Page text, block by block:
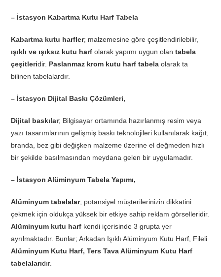
– İstasyon Kabartma Kutu Harf Tabela
Kabartma kutu harfler; malzemesine göre çeşitlendirilebilir,
ışıklı ve ışıksız kutu harf olarak yapımı uygun olantabela
çeşitleridir. Paslanmaz krom kutu harf tabela olarak ta
bilinen tabelalardır.
– İstasyon Dijital Baskı Çözümleri,
Dijital baskılar; Bilgisayar ortamında hazırlanmış resim veya
yazı tasarımlarının gelişmiş baskı teknolojileri kullanılarak kağıt,
branda, bez gibi değişken malzeme üzerine el değmeden hızlı
bir şekilde basılmasından meydana gelen bir uygulamadır.
– İstasyon Alüminyum Tabela Yapımı,
Alüminyum tabelalar; potansiyel müşterilerinizin dikkatini
çekmek için oldukça yüksek bir etkiye sahip reklam görselleridir.
Alüminyum kutu harf kendi içerisinde 3 grupta yer
ayrılmaktadır. Bunlar; Arkadan Işıklı Alüminyum Kutu Harf, Fileli
Alüminyum Kutu Harf, Ters Tava Alüminyum Kutu Harf
tabelalarıdır.